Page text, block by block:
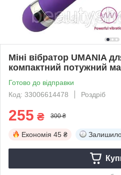
Міні вібратор UMANIA
компактний потужний
Готово до відправки
Код: 33006614478
Роздріб
255 ₴ 300 ₴
Економія 45 ₴